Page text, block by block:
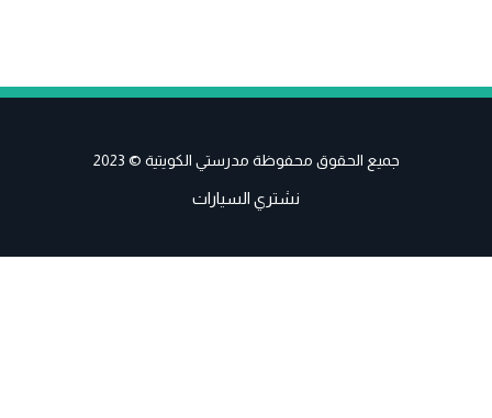
جميع الحقوق محفوظة مدرستي الكويتية © 2023
نشتري السيارات